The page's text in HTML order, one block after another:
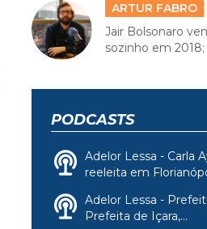
ARTUR FABRO
Jair Bolsonaro
sozinho em 2018;
PODCASTS
Adelor Lessa - Carla
reeleita em
Adelor Lessa -
Prefeita de Içara,...